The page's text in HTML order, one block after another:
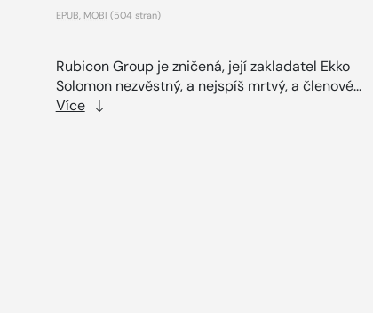
EPUB MOBI (504 stran)
Rubicon Group je zničená, její zakladatel Ekko
Solomon nezvěstný, a nejspíš mrtvý, a členové...
Více